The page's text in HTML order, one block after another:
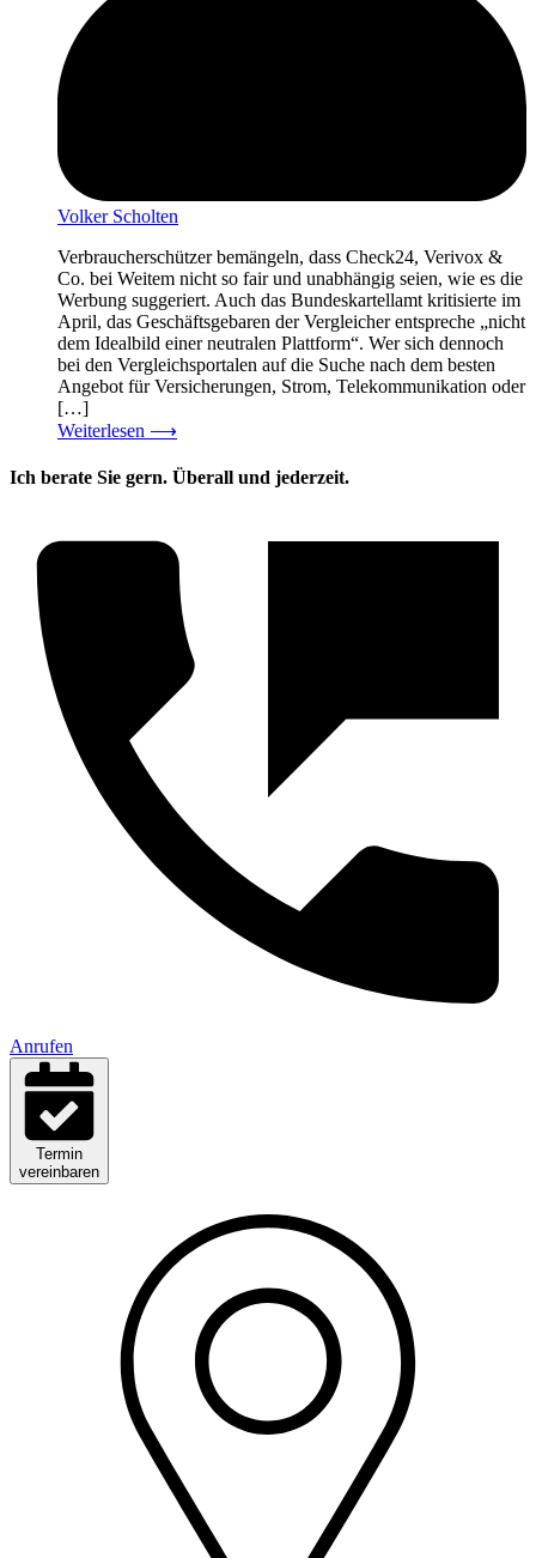
Volker Scholten
Verbraucherschützer bemängeln, dass Check24, Verivox &
Co. bei Weitem nicht so fair und unabhängig seien, wie es die
Werbung suggeriert. Auch das Bundeskartellamt kritisierte im
April, das Geschäftsgebaren der Vergleicher entspreche „nicht
dem Idealbild einer neutralen Plattform“. Wer sich dennoch
bei den Vergleichsportalen auf die Suche nach dem besten
Angebot für Versicherungen, Strom, Telekommunikation oder
[…]
Weiterlesen ⟶
Ich berate Sie gern. Überall und jederzeit.
Anrufen
Termin
vereinbaren